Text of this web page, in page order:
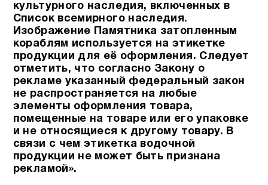
культурного наследия, включенных в
Список всемирного наследия.
Изображение Памятника затопленным
кораблям используется на этикетке
продукции для её оформления. Следует
отметить, что согласно Закону о
рекламе указанный федеральный закон
не распространяется на любые
элементы оформления товара,
помещенные на товаре или его упаковке
и не относящиеся к другому товару. В
связи с чем этикетка водочной
продукции не может быть признана
рекламой».